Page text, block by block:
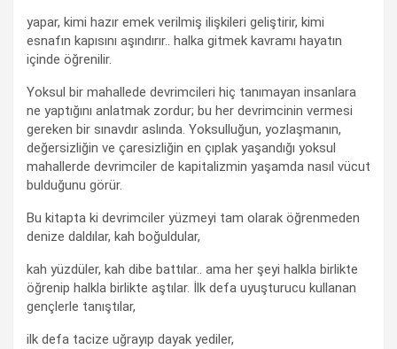
yapar, kimi hazır emek verilmiş ilişkileri geliştirir, kimi
esnafın kapısını aşındırır.. halka gitmek kavramı hayatın
içinde öğrenilir.
Yoksul bir mahallede devrimcileri hiç tanımayan insanlara
ne yaptığını anlatmak zordur; bu her devrimcinin vermesi
gereken bir sınavdır aslında. Yoksulluğun, yozlaşmanın,
değersizliğin ve çaresizliğin en çıplak yaşandığı yoksul
mahallerde devrimciler de kapitalizmin yaşamda nasıl vücut
bulduğunu görür.
Bu kitapta ki devrimciler yüzmeyi tam olarak öğrenmeden
denize daldılar, kah boğuldular,
kah yüzdüler, kah dibe battılar.. ama her şeyi halkla birlikte
öğrenip halkla birlikte aştılar. İlk defa uyuşturucu kullanan
gençlerle tanıştılar,
ilk defa tacize uğrayıp dayak yediler,